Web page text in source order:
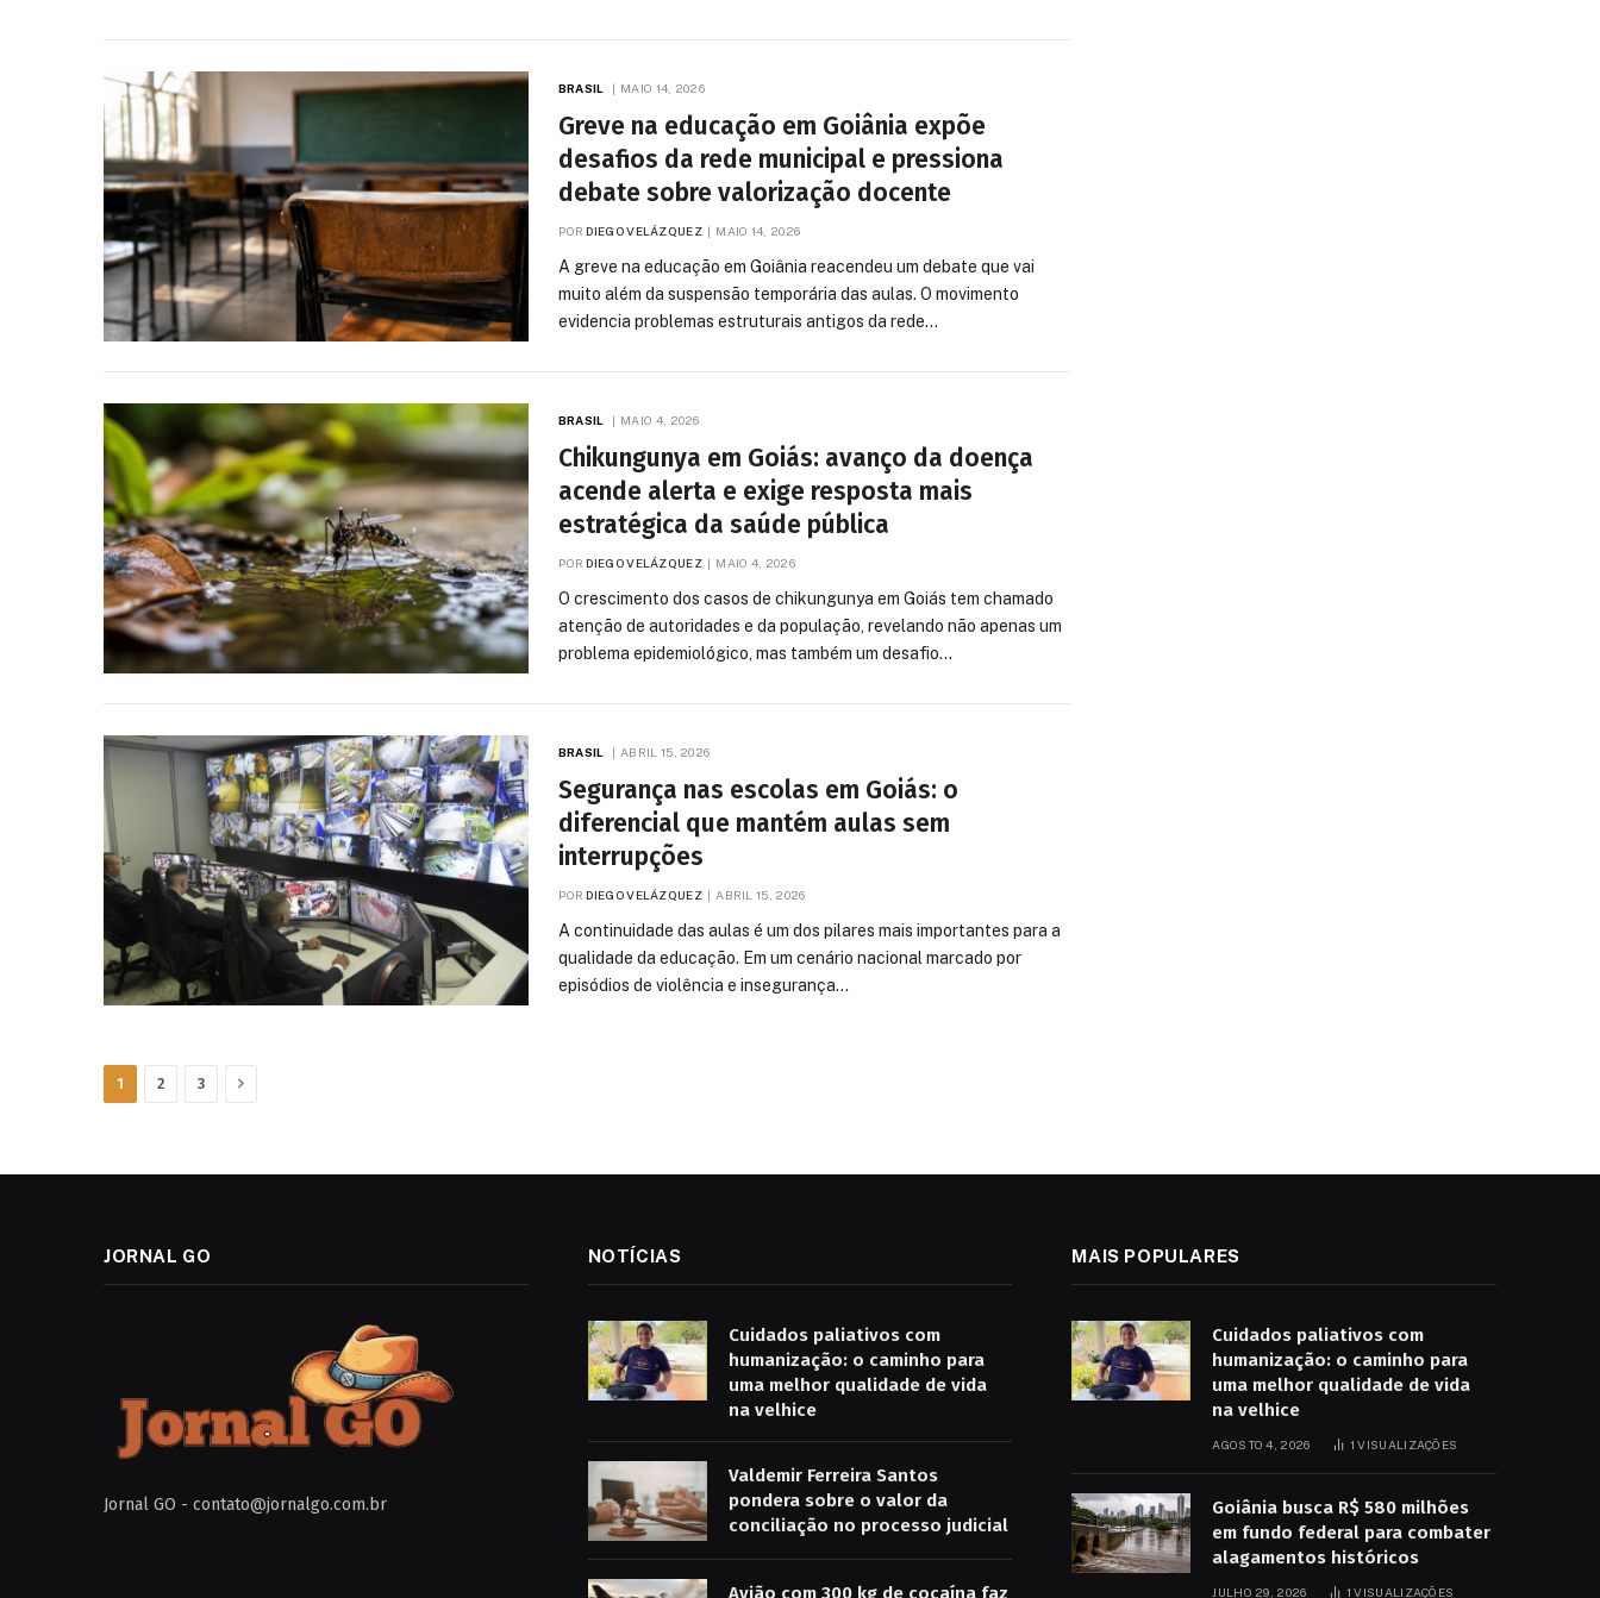
BRASIL MAIO 14, 2026
Greve na educação em Goiânia expõe
desafios da rede municipal e pressiona
debate sobre valorização docente
POR DIEGO VELÁZQUEZ MAIO 14, 2026
A greve na educação em Goiânia reacendeu um debate que vai
muito além da suspensão temporária das aulas. O movimento
evidencia problemas estruturais antigos da rede…
BRASIL MAIO 4, 2026
Chikungunya em Goiás: avanço da doença
acende alerta e exige resposta mais
estratégica da saúde pública
POR DIEGO VELÁZQUEZ MAIO 4, 2026
O crescimento dos casos de chikungunya em Goiás tem chamado
atenção de autoridades e da população, revelando não apenas um
problema epidemiológico, mas também um desafio…
BRASIL ABRIL 15, 2026
Segurança nas escolas em Goiás: o
diferencial que mantém aulas sem
interrupções
POR DIEGO VELÁZQUEZ ABRIL 15, 2026
A continuidade das aulas é um dos pilares mais importantes para a
qualidade da educação. Em um cenário nacional marcado por
episódios de violência e insegurança…
1 2 3 Next
JORNAL GO
Jornal GO - contato@jornalgo.com.br
NOTÍCIAS
Cuidados paliativos com
humanização: o caminho para
uma melhor qualidade de vida
na velhice
Valdemir Ferreira Santos
pondera sobre o valor da
conciliação no processo judicial
Avião com 300 kg de cocaína faz
MAIS POPULARES
Cuidados paliativos com
humanização: o caminho para
uma melhor qualidade de vida
na velhice
AGOSTO 4, 2026 1VISUALIZAÇÕES
Goiânia busca R$ 580 milhões
em fundo federal para combater
alagamentos históricos
JULHO 29, 2026 1VISUALIZAÇÕES